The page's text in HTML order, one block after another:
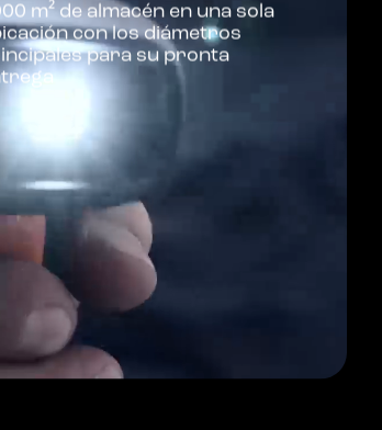
m² de almacén en una sola
con los diámetros
para su pronta